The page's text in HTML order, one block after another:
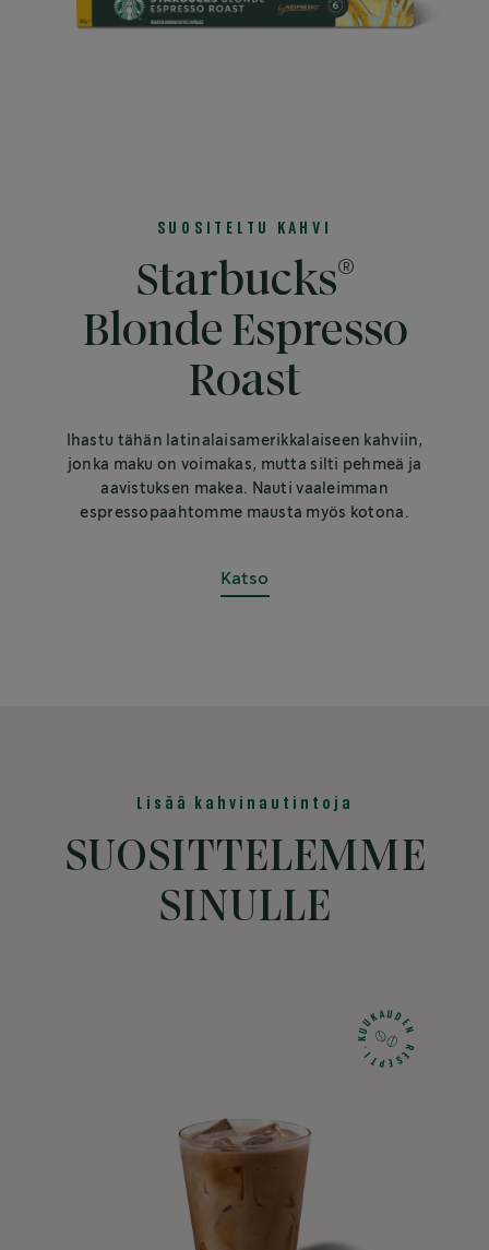
SUOSITELTU KAHVI
Starbucks®
Blonde Espresso
Roast
Ihastu tähän latinalaisamerikkalaiseen kahviin,
jonka maku on voimakas, mutta silti pehmeä ja
aavistuksen makea. Nauti vaaleimman
espressopaahtomme mausta myös kotona.
Katso
Lisää kahvinautintoja
SUOSITTELEMME
SINULLE
K
U
UKAUDE
N
R
E
S
E
P
T
I
.